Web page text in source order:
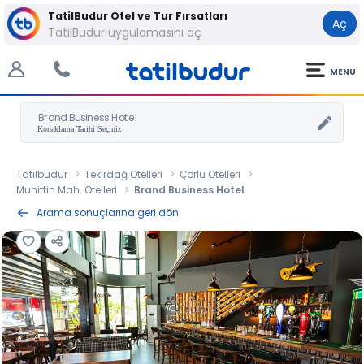
TatilBudur Otel ve Tur Fırsatları
TatilBudur uygulamasını aç
Aç
MENU
Brand Business Hotel
Tatilbudur Tekirdağ Otelleri
Çorlu Otelleri
Muhittin Mah. Otelleri
Brand Business Hotel
Arama sonuçlarına geri dön